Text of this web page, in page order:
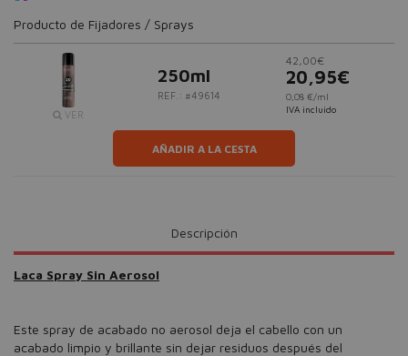
Producto de Fijadores / Sprays
VER
250ml
REF.: #49614
42,00€
20,95€
0,08 €/ml
IVA incluido
AÑADIR A LA CESTA
Descripción
Laca Spray Sin Aerosol
Este spray de acabado no aerosol deja el cabello con un
acabado limpio y brillante sin dejar residuos después del